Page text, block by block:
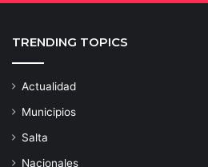
TRENDING TOPICS
Actualidad
Municipios
Salta
Nacionales